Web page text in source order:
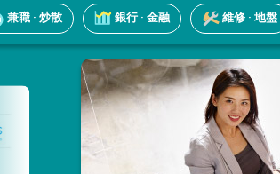
兼職 · 炒散 銀行 · 金融 維修 · 地盤